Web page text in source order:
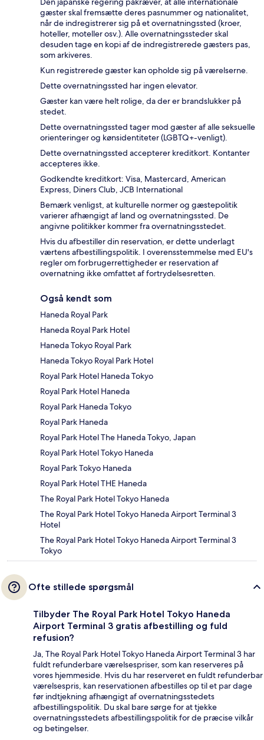
gæster skal fremsætte deres pasnummer og nationalitet,
når de indregistrerer sig på et overnatningssted (kroer,
hoteller, moteller osv.). Alle overnatningssteder skal
desuden tage en kopi af de indregistrerede gæsters pas,
som arkiveres.
Kun registrerede gæster kan opholde sig på værelserne.
Dette overnatningssted har ingen elevator.
Gæster kan være helt rolige, da der er brandslukker på
stedet.
Dette overnatningssted tager mod gæster af alle seksuelle
orienteringer og kønsidentiteter (LGBTQ+-venligt).
Dette overnatningssted accepterer kreditkort. Kontanter
accepteres ikke.
Godkendte kreditkort: Visa, Mastercard, American
Express, Diners Club, JCB International
Bemærk venligst, at kulturelle normer og gæstepolitik
varierer afhængigt af land og overnatningssted. De
angivne politikker kommer fra overnatningsstedet.
Hvis du afbestiller din reservation, er dette underlagt
værtens afbestillingspolitik. I overensstemmelse med EU's
regler om forbrugerrettigheder er reservation af
overnatning ikke omfattet af fortrydelsesretten.
Også kendt som
Haneda Royal Park
Haneda Royal Park Hotel
Haneda Tokyo Royal Park
Haneda Tokyo Royal Park Hotel
Royal Park Hotel Haneda Tokyo
Royal Park Hotel Haneda
Royal Park Haneda Tokyo
Royal Park Haneda
Royal Park Hotel The Haneda Tokyo, Japan
Royal Park Hotel Tokyo Haneda
Royal Park Tokyo Haneda
Royal Park Hotel THE Haneda
The Royal Park Hotel Tokyo Haneda
The Royal Park Hotel Tokyo Haneda Airport Terminal 3
Hotel
The Royal Park Hotel Tokyo Haneda Airport Terminal 3
Tokyo
Ofte stillede spørgsmål
Tilbyder The Royal Park Hotel Tokyo Haneda
Airport Terminal 3 gratis afbestilling og fuld
refusion?
Ja, The Royal Park Hotel Tokyo Haneda Airport Terminal 3 har
fuldt refunderbare værelsespriser, som kan reserveres på
vores hjemmeside. Hvis du har reserveret en fuldt refunderbar
værelsespris, kan reservationen afbestilles op til et par dage
før indtjekning afhængigt af overnatningsstedets
afbestillingspolitik. Du skal bare sørge for at tjekke
overnatningsstedets afbestillingspolitik for de præcise vilkår
og betingelser.